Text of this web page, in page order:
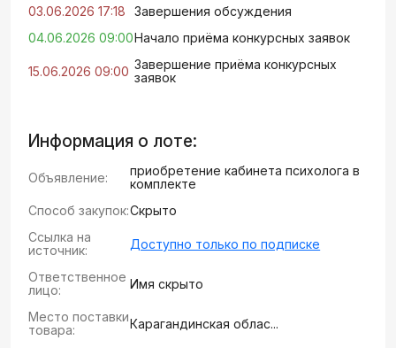
03.06.2026 17:18
Завершения обсуждения
04.06.2026 09:00Начало приёма конкурсных заявок
15.06.2026 09:00 Завершение приёма конкурсных
заявок
Информация о лоте:
Объявление:
приобретение кабинета психолога в
комплекте
Способ закупок:Скрыто
Ссылка на
источник:
Доступно только по подписке
Ответственное
лицо:
Имя скрыто
Место поставки
товара:
Карагандинская облас...